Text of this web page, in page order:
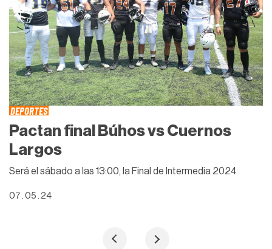
DEPORTES
Pactan final Búhos vs Cuernos
Largos
Será el sábado a las 13:00, la Final de Intermedia 2024
07 . 05 . 24